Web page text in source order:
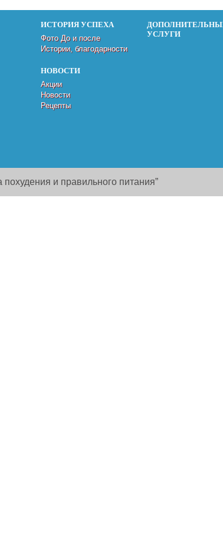
ИСТОРИЯ УСПЕХА
Фото До и после
Истории, благодарности
НОВОСТИ
Акции
Новости
Рецепты
УСЛУГИ
и правильного питания”